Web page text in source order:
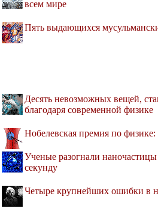
всем мире
Пять выдающихся
Десять невозможных вещей,
благодаря современной физике
Нобелевская премия по
Ученые разогнали
секунду
Четыре крупнейших ошибки в